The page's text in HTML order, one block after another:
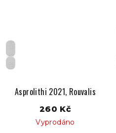
GR
Suché
Asprolithi 2021, Rouvalis
260 Kč
Vyprodáno